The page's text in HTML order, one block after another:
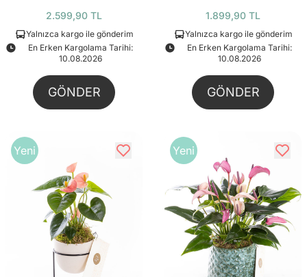
2.599,90 TL
Yalnızca kargo ile gönderim
En Erken Kargolama Tarihi:
10.08.2026
GÖNDER
1.899,90 TL
Yalnızca kargo ile gönderim
En Erken Kargolama Tarihi:
10.08.2026
GÖNDER
Yeni Yeni